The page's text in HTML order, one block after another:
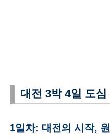
대전 3박 4일 도
1일차: 대전의 시작,